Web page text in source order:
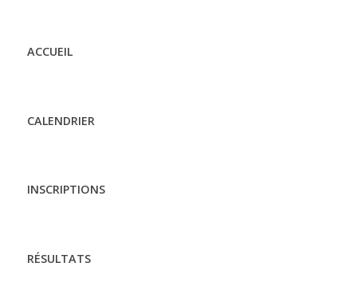
ACCUEIL
CALENDRIER
INSCRIPTIONS
RÉSULTATS